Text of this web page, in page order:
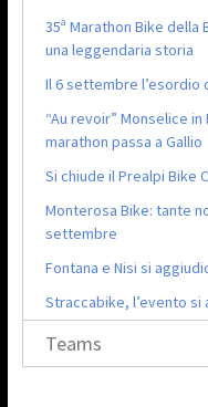
35ª Marathon Bike della
una leggendaria storia
Il 6 settembre l’esordio
“Au revoir” Monselice
marathon passa a Gallio
Si chiude il Prealpi Bike
Monterosa Bike: tante
settembre
Fontana e Nisi si
Straccabike, l’evento si
Teams